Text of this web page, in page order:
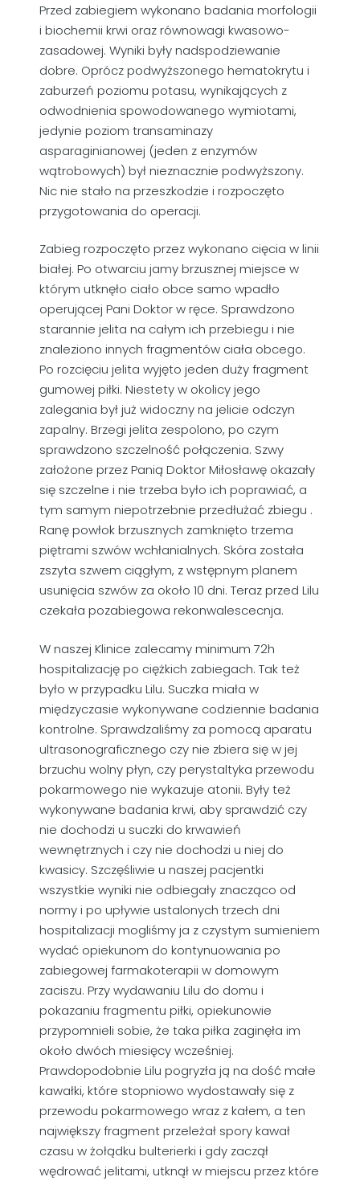
Przed zabiegiem wykonano badania morfologii
i biochemii krwi oraz równowagi kwasowo-
zasadowej. Wyniki były nadspodziewanie
dobre. Oprócz podwyższonego hematokrytu i
zaburzeń poziomu potasu, wynikających z
odwodnienia spowodowanego wymiotami,
jedynie poziom transaminazy
asparaginianowej (jeden z enzymów
wątrobowych) był nieznacznie podwyższony.
Nic nie stało na przeszkodzie i rozpoczęto
przygotowania do operacji.
Zabieg rozpoczęto przez wykonano cięcia w linii
białej. Po otwarciu jamy brzusznej miejsce w
którym utknęło ciało obce samo wpadło
operującej Pani Doktor w ręce. Sprawdzono
starannie jelita na całym ich przebiegu i nie
znaleziono innych fragmentów ciała obcego.
Po rozcięciu jelita wyjęto jeden duży fragment
gumowej piłki. Niestety w okolicy jego
zalegania był już widoczny na jelicie odczyn
zapalny. Brzegi jelita zespolono, po czym
sprawdzono szczelność połączenia. Szwy
założone przez Panią Doktor Miłosławę okazały
się szczelne i nie trzeba było ich poprawiać, a
tym samym niepotrzebnie przedłużać zbiegu .
Ranę powłok brzusznych zamknięto trzema
piętrami szwów wchłanialnych. Skóra została
zszyta szwem ciągłym, z wstępnym planem
usunięcia szwów za około 10 dni. Teraz przed Lilu
czekała pozabiegowa rekonwalescecnja.
W naszej Klinice zalecamy minimum 72h
hospitalizację po ciężkich zabiegach. Tak też
było w przypadku Lilu. Suczka miała w
międzyczasie wykonywane codziennie badania
kontrolne. Sprawdzaliśmy za pomocą aparatu
ultrasonograficznego czy nie zbiera się w jej
brzuchu wolny płyn, czy perystaltyka przewodu
pokarmowego nie wykazuje atonii. Były też
wykonywane badania krwi, aby sprawdzić czy
nie dochodzi u suczki do krwawień
wewnętrznych i czy nie dochodzi u niej do
kwasicy. Szczęśliwie u naszej pacjentki
wszystkie wyniki nie odbiegały znacząco od
normy i po upływie ustalonych trzech dni
hospitalizacji mogliśmy ja z czystym sumieniem
wydać opiekunom do kontynuowania po
zabiegowej farmakoterapii w domowym
zaciszu. Przy wydawaniu Lilu do domu i
pokazaniu fragmentu piłki, opiekunowie
przypomnieli sobie, że taka piłka zaginęła im
około dwóch miesięcy wcześniej.
Prawdopodobnie Lilu pogryzła ją na dość małe
kawałki, które stopniowo wydostawały się z
przewodu pokarmowego wraz z kałem, a ten
największy fragment przeleżał spory kawał
czasu w żołądku bulterierki i gdy zaczął
wędrować jelitami, utknął w miejscu przez które